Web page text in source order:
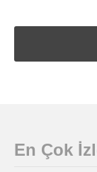
En Çok